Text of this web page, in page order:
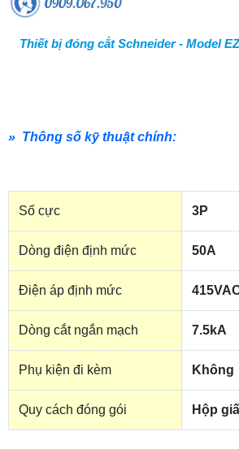
Thiết bị đóng cắt Schneider - Model
» Thông số kỹ thuật chính:
Số cực 3P
Dòng điện định mức 50A
Điện áp định mức
Dòng cắt ngắn mạch 7.5kA
Phụ kiện đi kèm Không
Quy cách đóng gói Hộp